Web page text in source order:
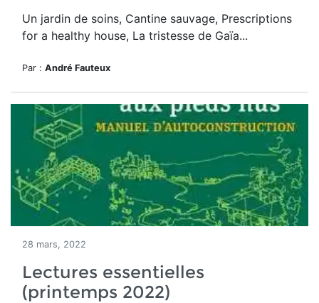
Un jardin de soins, Cantine sauvage, Prescriptions
for a healthy house, La tristesse de Gaïa...
Par : André Fauteux
28 mars, 2022
Lectures essentielles
(printemps 2022)